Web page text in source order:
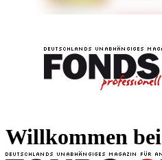
Willkommen bei